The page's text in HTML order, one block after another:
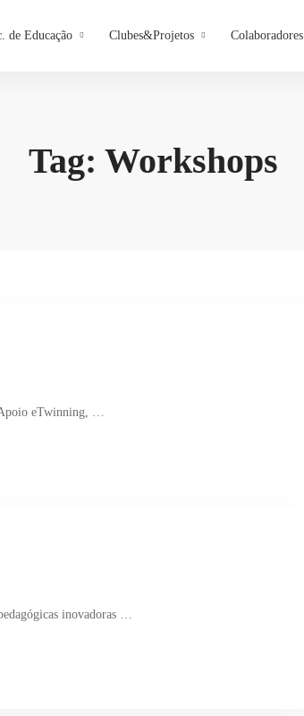
de Educação Clubes&Projetos Colaboradores
Tag: Workshops
Apoio eTwinning, …
inovadoras …